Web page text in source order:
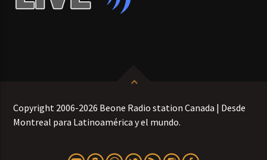
Copyright 2006-2026 Beone Radio station Canada | Desde
Montreal para Latinoamérica y el mundo.